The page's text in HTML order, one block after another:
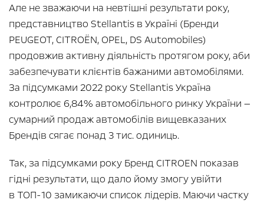
Але не зважаючи на невтішні результати року,
представництво Stellantis в Україні (Бренди
PEUGEOT, CITROЁN, OPEL, DS Automobiles)
продовжив активну діяльність протягом року, аби
забезпечувати клієнтів бажаними автомобілями.
За підсумками 2022 року Stellantis Україна
контролює 6,84% автомобільного ринку України —
сумарний продаж автомобілів вищевказаних
Брендів сягає понад 3 тис. одиниць.
Так, за підсумками року Бренд CITROEN показав
гідні результати, що дало йому змогу увійти
в ТОП-10 замикаючи список лідерів. Маючи частку